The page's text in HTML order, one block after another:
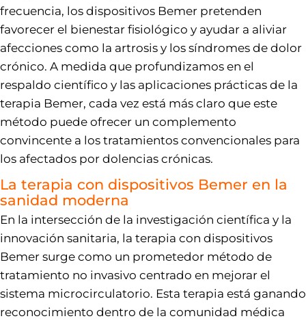
frecuencia, los dispositivos Bemer pretenden
favorecer el bienestar fisiológico y ayudar a aliviar
afecciones como la artrosis y los síndromes de dolor
crónico. A medida que profundizamos en el
respaldo científico y las aplicaciones prácticas de la
terapia Bemer, cada vez está más claro que este
método puede ofrecer un complemento
convincente a los tratamientos convencionales para
los afectados por dolencias crónicas.
La terapia con dispositivos Bemer en la
sanidad moderna
En la intersección de la investigación científica y la
innovación sanitaria, la terapia con dispositivos
Bemer surge como un prometedor método de
tratamiento no invasivo centrado en mejorar el
sistema microcirculatorio. Esta terapia está ganando
reconocimiento dentro de la comunidad médica